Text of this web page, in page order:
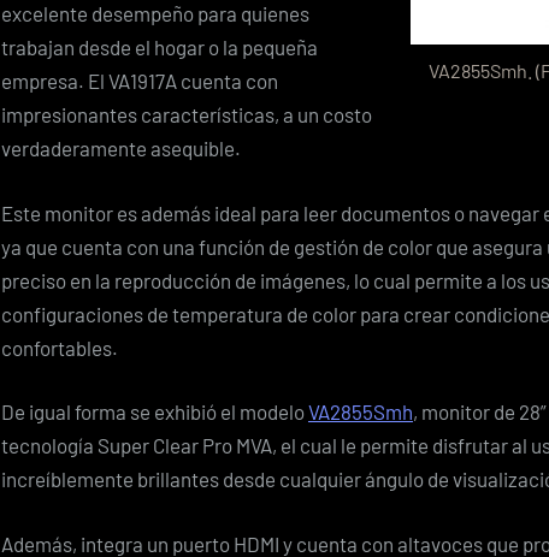
VA2855Smh.
excelente desempeño para quienes
trabajan desde el hogar o la pequeña
empresa. El VA1917A cuenta con
impresionantes características, a un costo
verdaderamente asequible.
Este monitor es además ideal para leer documentos o navegar
ya que cuenta con una función de gestión de color que
preciso en la reproducción de imágenes, lo cual permite a los
configuraciones de temperatura de color para crear
confortables.
De igual forma se exhibió el modeloVA2855Smh, monitor de
tecnología Super Clear Pro MVA, el cual le permite disfrutar al
increíblemente brillantes desde cualquier ángulo de
Además, integra un puerto HDMI y cuenta con altavoces que